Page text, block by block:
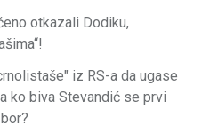
otkazali Dodiku,
iz RS-a da ugase
ko biva Stevandić se prvi